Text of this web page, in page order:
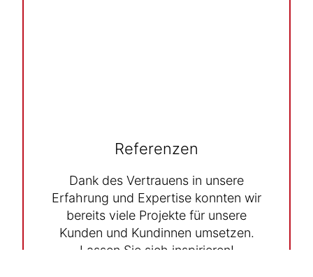
Referenzen
Dank des Vertrauens in unsere
Erfahrung und Expertise konnten wir
bereits viele Projekte für unsere
Kunden und Kundinnen umsetzen.
Lassen Sie sich inspirieren!